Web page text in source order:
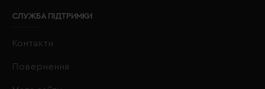
СЛУЖБА ПІДТРИМКИ
Контакти
Повернення